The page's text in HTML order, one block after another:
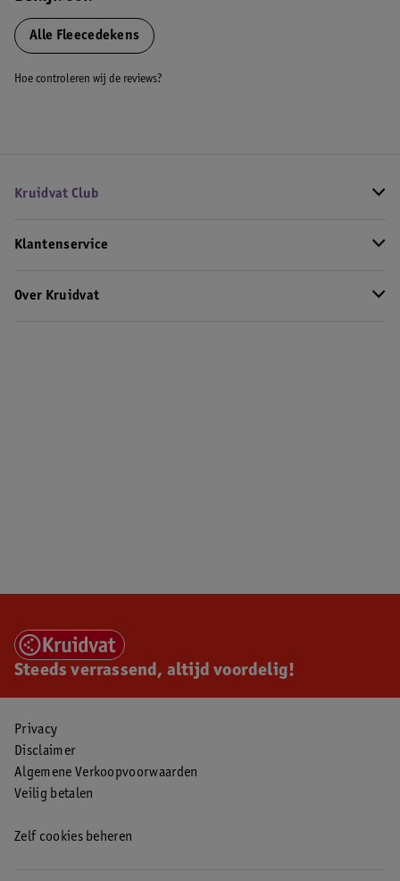
Alle Fleecedekens
Hoe controleren wij de reviews?
Kruidvat Club
Klantenservice
Over Kruidvat
Steeds verrassend, altijd voordelig!
Privacy
Disclaimer
Algemene Verkoopvoorwaarden
Veilig betalen
Zelf cookies beheren